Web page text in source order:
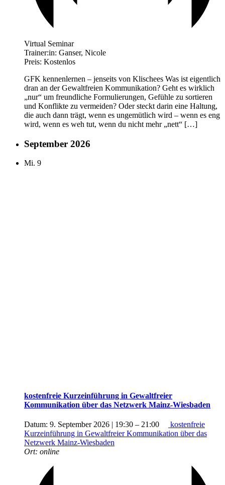
Virtual Seminar
Trainer:in: Ganser, Nicole
Preis: Kostenlos
GFK kennenlernen – jenseits von Klischees Was ist eigentlich
dran an der Gewaltfreien Kommunikation? Geht es wirklich
„nur“ um freundliche Formulierungen, Gefühle zu sortieren
und Konflikte zu vermeiden? Oder steckt darin eine Haltung,
die auch dann trägt, wenn es ungemütlich wird – wenn es eng
wird, wenn es weh tut, wenn du nicht mehr „nett“ […]
September 2026
Mi. 9
kostenfreie Kurzeinführung in Gewaltfreier
Kommunikation über das Netzwerk Mainz-Wiesbaden
Datum: 9. September 2026 | 19:30 – 21:00
kostenfreie
Kurzeinführung in Gewaltfreier Kommunikation über das
Netzwerk Mainz-Wiesbaden
Ort: online